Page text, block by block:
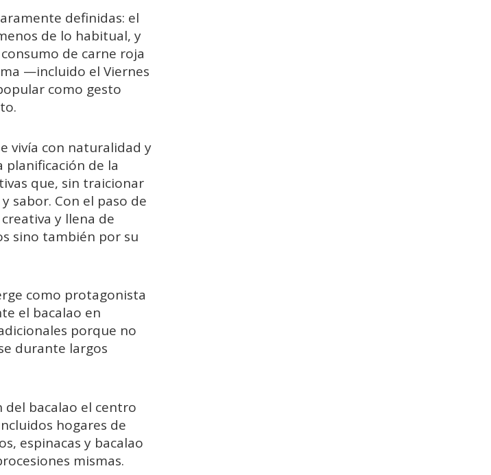
definidas: el
de lo habitual, y
de carne roja
—incluido el Viernes
como gesto
vivía con naturalidad y
planificación de la
que, sin traicionar
sabor. Con el paso de
y llena de
sino también por su
como protagonista
el bacalao en
porque no
durante largos
del bacalao el centro
hogares de
espinacas y bacalao
mismas.